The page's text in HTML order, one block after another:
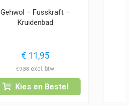
Gehwol – Fusskraft –
Kruidenbad
€ 11,95
€9,88
Kies en Bestel